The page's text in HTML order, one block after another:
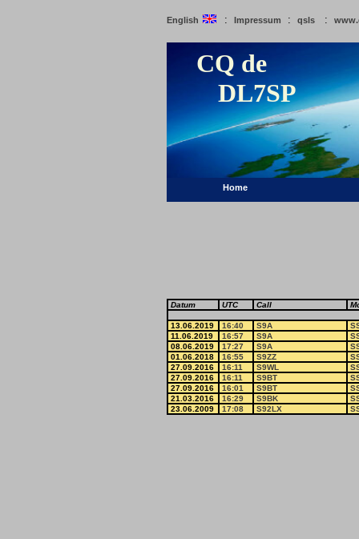
English : Impressum : qsls :
CQ de
DL7SP
Home
Datum UTC Call
13.06.2019 16:40 S9A
11.06.2019
16:57 S9A
08.06.2019
17:27 S9A
01.06.2018
16:55 S9ZZ
27.09.2016
16:11 S9WL
27.09.2016
16:11 S9BT
27.09.2016
16:01 S9BT
21.03.2016
16:29 S9BK
23.06.2009
17:08 S92LX